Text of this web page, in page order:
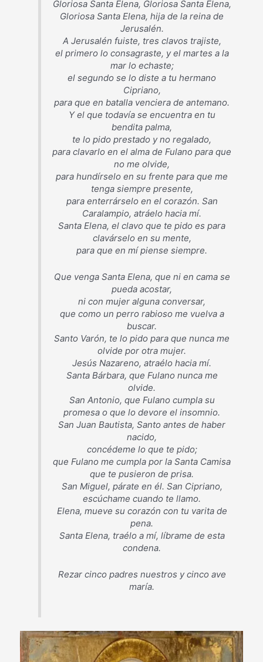
Gloriosa Santa Elena, Gloriosa Santa Elena,
Gloriosa Santa Elena, hija de la reina de
Jerusalén.
A Jerusalén fuiste, tres clavos trajiste,
el primero lo consagraste, y el martes a la
mar lo echaste;
el segundo se lo diste a tu hermano
Cipriano,
para que en batalla venciera de antemano.
Y el que todavía se encuentra en tu
bendita palma,
te lo pido prestado y no regalado,
para clavarlo en el alma de Fulano para que
no me olvide,
para hundírselo en su frente para que me
tenga siempre presente,
para enterrárselo en el corazón. San
Caralampio, atráelo hacia mí.
Santa Elena, el clavo que te pido es para
clavárselo en su mente,
para que en mí piense siempre.
Que venga Santa Elena, que ni en cama se
pueda acostar,
ni con mujer alguna conversar,
que como un perro rabioso me vuelva a
buscar.
Santo Varón, te lo pido para que nunca me
olvide por otra mujer.
Jesús Nazareno, atraélo hacia mí.
Santa Bárbara, que Fulano nunca me
olvide.
San Antonio, que Fulano cumpla su
promesa o que lo devore el insomnio.
San Juan Bautista, Santo antes de haber
nacido,
concédeme lo que te pido;
que Fulano me cumpla por la Santa Camisa
que te pusieron de prisa.
San Miguel, párate en él. San Cipriano,
escúchame cuando te llamo.
Elena, mueve su corazón con tu varita de
pena.
Santa Elena, traélo a mí, líbrame de esta
condena.
Rezar cinco padres nuestros y cinco ave
maría.